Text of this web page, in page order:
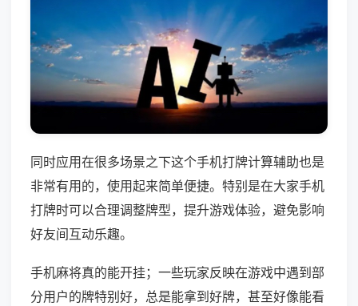
同时应用在很多场景之下这个手机打牌计算辅助也是
非常有用的，使用起来简单便捷。特别是在大家手机
打牌时可以合理调整牌型，提升游戏体验，避免影响
好友间互动乐趣。
手机麻将真的能开挂；一些玩家反映在游戏中遇到部
分用户的牌特别好，总是能拿到好牌，甚至好像能看